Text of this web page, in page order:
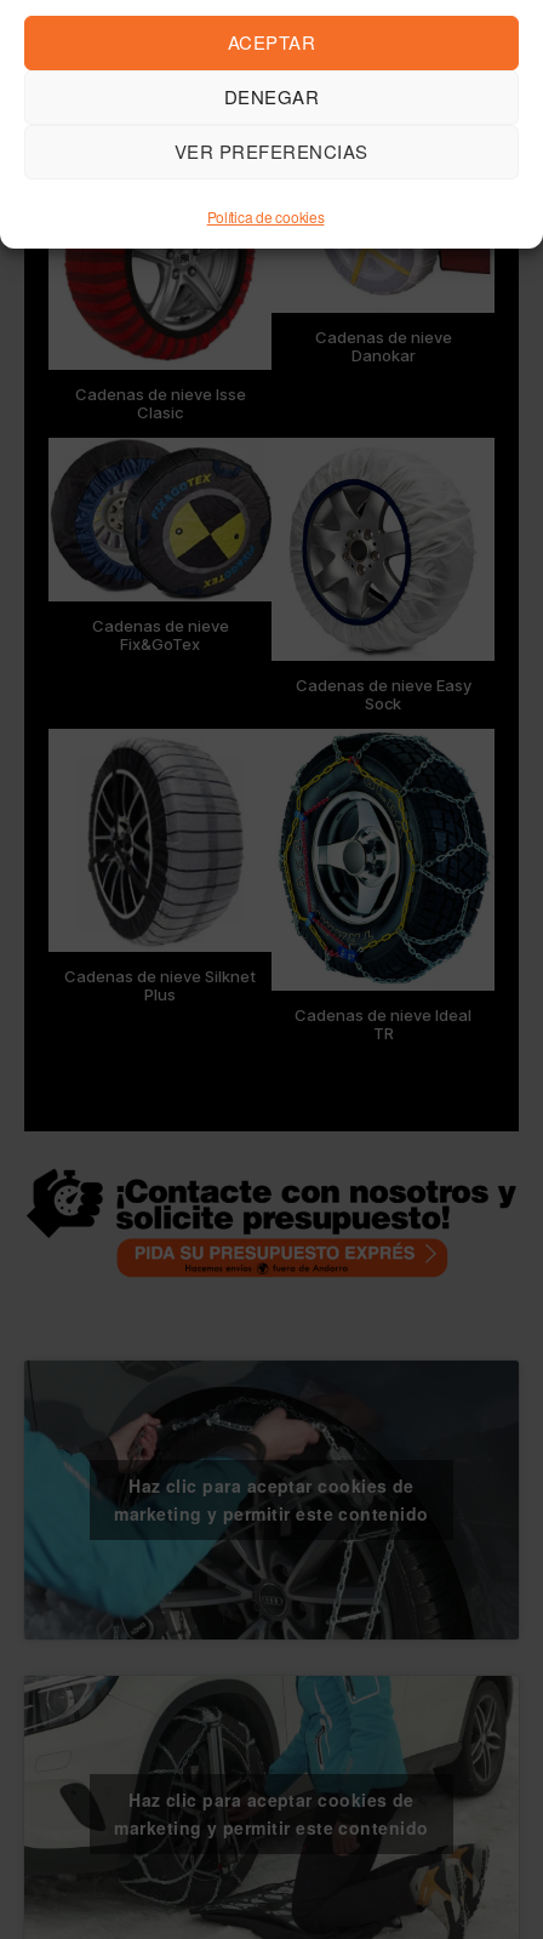
ACEPTAR
DENEGAR
VER PREFERENCIAS
Política de cookies
Cadenas de nieve
Cadenas de nieve Isse
Clasic
Cadenas de nieve
Danokar
Cadenas de nieve
Fix&GoTex
Cadenas de nieve Easy
Sock
Cadenas de nieve Silknet
Plus
Cadenas de nieve Ideal
TR
Haz clic para aceptar cookies de
marketing y permitir este contenido
Haz clic para aceptar cookies de
marketing y permitir este contenido